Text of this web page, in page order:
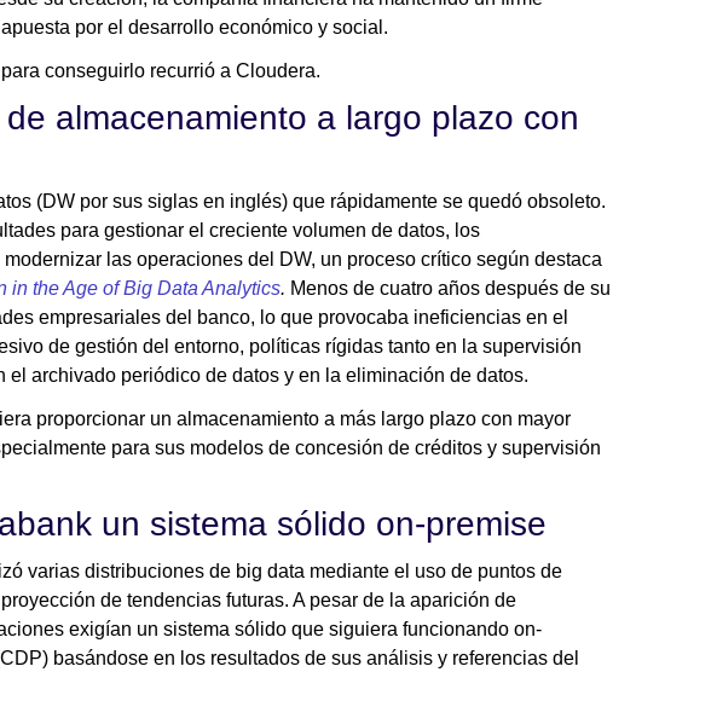
por el desarrollo económico y social.
conseguirlo recurrió a Cloudera.
almacenamiento a largo plazo con
(DW por sus siglas en inglés) que rápidamente se quedó obsoleto.
para gestionar el creciente volumen de datos, los
las operaciones del DW, un proceso crítico según destaca
in the Age of Big Data Analytics. Menos de cuatro años después de su
empresariales del banco, lo que provocaba ineficiencias en el
de gestión del entorno, políticas rígidas tanto en la supervisión
archivado periódico de datos y en la eliminación de datos.
proporcionar un almacenamiento a más largo plazo con mayor
para sus modelos de concesión de créditos y supervisión
un sistema sólido on-premise
varias distribuciones de big data mediante el uso de puntos de
de tendencias futuras. A pesar de la aparición de
exigían un sistema sólido que siguiera funcionando on-
basándose en los resultados de sus análisis y referencias del